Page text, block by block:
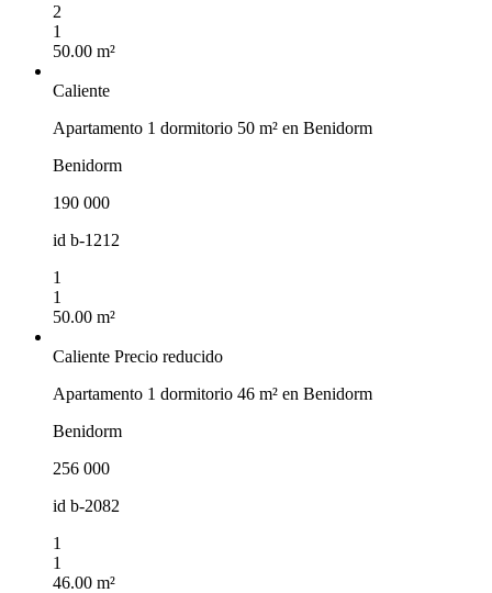
2
1
50.00 m²
Caliente
Apartamento 1 dormitorio 50 m² en Benidorm
Benidorm
190 000
id b-1212
1
1
50.00 m²
Caliente Precio reducido
Apartamento 1 dormitorio 46 m² en Benidorm
Benidorm
256 000
id b-2082
1
1
46.00 m²